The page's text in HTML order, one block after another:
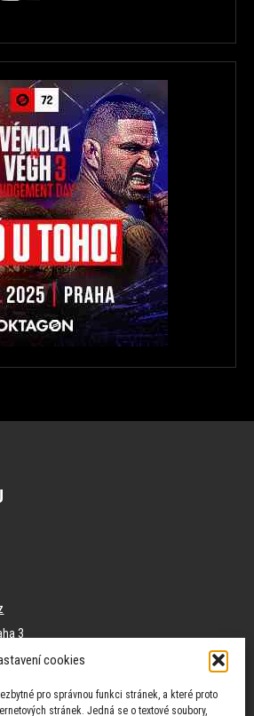
cookies
pro správnou funkci stránek, a které proto
stránek. Jedná se o textové soubory,
3